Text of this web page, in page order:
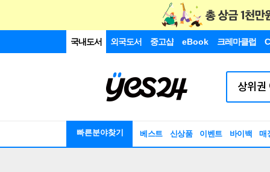
국내도서 외국도서 중고샵 eBook 크레마클럽
빠른분야찾기 베스트 신상품 이벤트 바이백 매